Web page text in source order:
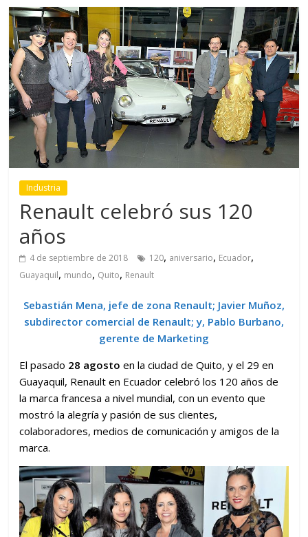
Industria
Renault celebró sus 120
años
4 de septiembre de 2018 120, aniversario, Ecuador,
Guayaquil, mundo, Quito, Renault
Sebastián Mena, jefe de zona Renault; Javier Muñoz,
subdirector comercial de Renault; y, Pablo Burbano,
gerente de Marketing
El pasado 28 agosto en la ciudad de Quito, y el 29 en
Guayaquil, Renault en Ecuador celebró los 120 años de
la marca francesa a nivel mundial, con un evento que
mostró la alegría y pasión de sus clientes,
colaboradores, medios de comunicación y amigos de la
marca.